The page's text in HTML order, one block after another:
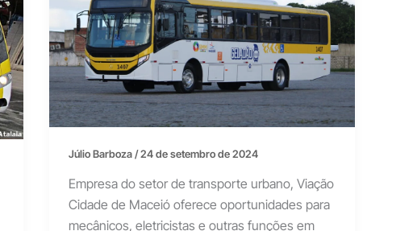
Júlio Barboza/24 de setembro de 2024
Empresa do setor de transporte urbano, Viação
Cidade de Maceió oferece oportunidades para
mecânicos, eletricistas e outras funções em